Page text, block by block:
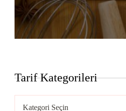
Tarif Kategorileri